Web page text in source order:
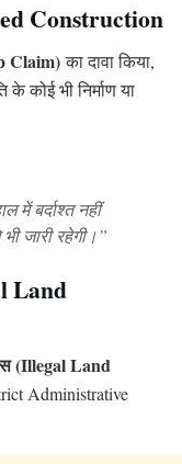
Construction
Claim)का दावा किया,
कोई भी निर्माण या
में बर्दाश्त नहीं
जारी रहेगी।”
Land
(Illegal Land
Administrative